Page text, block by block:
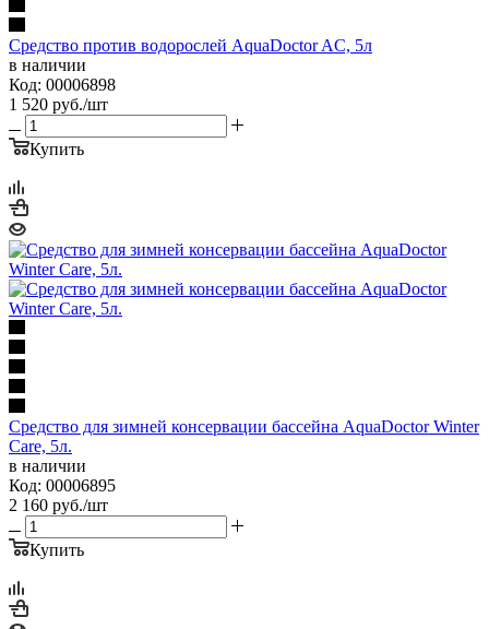
Средство против водорослей AquaDoctor AC, 5л
в наличии
Код: 00006898
1 520 руб./шт
Купить
Средство для зимней консервации бассейна AquaDoctor Winter
Care, 5л.
в наличии
Код: 00006895
2 160 руб./шт
Купить